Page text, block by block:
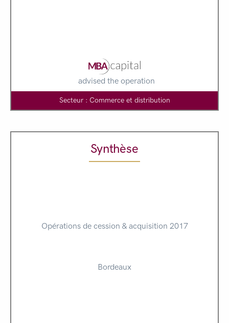
advised the operation
Secteur : Commerce et distribution
Synthèse
Opérations de cession & acquisition 2017
Bordeaux